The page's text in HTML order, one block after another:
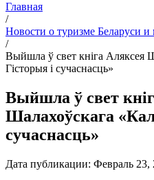
Главная
/
Новости о туризме Беларуси и
/
Выйшла ў свет кніга Аляксея
Гісторыя і сучаснасць»
Выйшла ў свет
Шалахоўскага
сучаснасць»
Дата публикации: Февраль 23,